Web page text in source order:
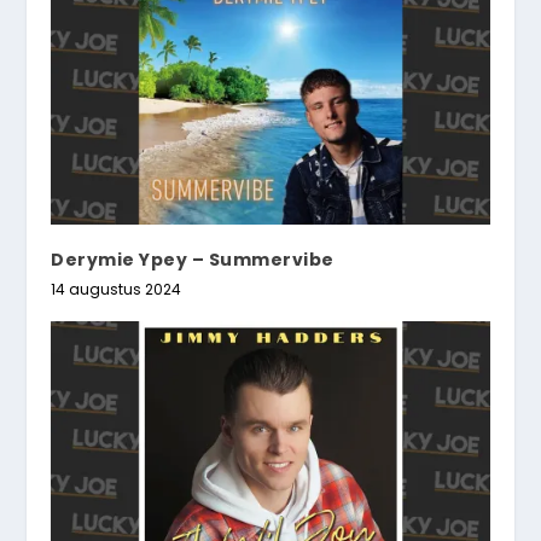
Derymie Ypey – Summervibe
14 augustus 2024